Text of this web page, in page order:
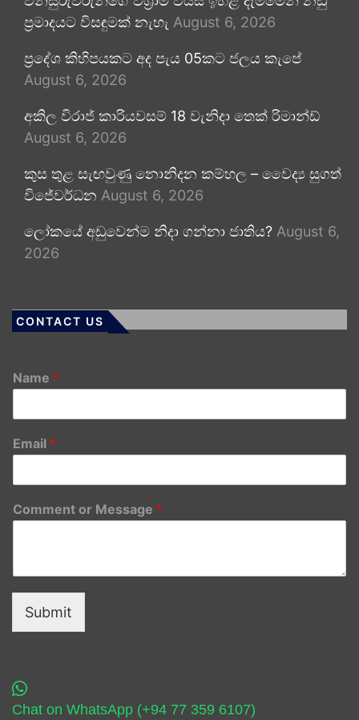
ප්‍රමාදයට විසඳුමක් නැහැ August 6, 2026
ප්‍රදේශ කිහිපයකට අද පැය 05කට ජලය කැපේ
August 6, 2026
අකිල විරාජ් කාරියවසම් 18 වැනිදා තෙක් රිමාන්ඩ්
August 6, 2026
කුස තුළ සැඟවුණු නොනිදන කම්හල – වෛද්‍ය සුගත්
විජේවර්ධන August 6, 2026
ලෝකයේ අඩුවෙන්ම නිදා ගන්නා ජාතිය? August 6,
2026
CONTACT US
Name *
Email *
Comment or Message *
Submit
Chat on WhatsApp (+94 77 359 6107)